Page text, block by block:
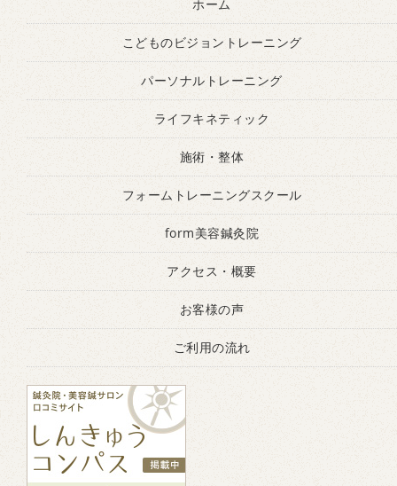
ホーム
こどものビジョントレーニング
パーソナルトレーニング
ライフキネティック
施術・整体
フォームトレーニングスクール
form美容鍼灸院
アクセス・概要
お客様の声
ご利用の流れ